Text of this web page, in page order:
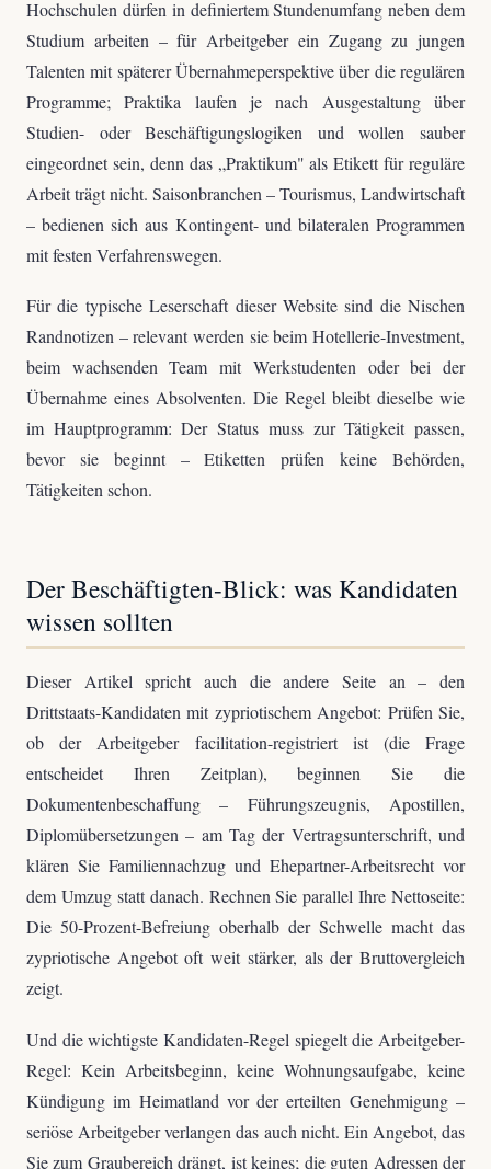
Hochschulen dürfen in definiertem Stundenumfang neben dem
Studium arbeiten – für Arbeitgeber ein Zugang zu jungen
Talenten mit späterer Übernahmeperspektive über die regulären
Programme; Praktika laufen je nach Ausgestaltung über
Studien- oder Beschäftigungslogiken und wollen sauber
eingeordnet sein, denn das „Praktikum" als Etikett für reguläre
Arbeit trägt nicht. Saisonbranchen – Tourismus, Landwirtschaft
– bedienen sich aus Kontingent- und bilateralen Programmen
mit festen Verfahrenswegen.
Für die typische Leserschaft dieser Website sind die Nischen
Randnotizen – relevant werden sie beim Hotellerie-Investment,
beim wachsenden Team mit Werkstudenten oder bei der
Übernahme eines Absolventen. Die Regel bleibt dieselbe wie
im Hauptprogramm: Der Status muss zur Tätigkeit passen,
bevor sie beginnt – Etiketten prüfen keine Behörden,
Tätigkeiten schon.
Der Beschäftigten-Blick: was Kandidaten
wissen sollten
Dieser Artikel spricht auch die andere Seite an – den
Drittstaats-Kandidaten mit zypriotischem Angebot: Prüfen Sie,
ob der Arbeitgeber facilitation-registriert ist (die Frage
entscheidet Ihren Zeitplan), beginnen Sie die
Dokumentenbeschaffung – Führungszeugnis, Apostillen,
Diplomübersetzungen – am Tag der Vertragsunterschrift, und
klären Sie Familiennachzug und Ehepartner-Arbeitsrecht vor
dem Umzug statt danach. Rechnen Sie parallel Ihre Nettoseite:
Die 50-Prozent-Befreiung oberhalb der Schwelle macht das
zypriotische Angebot oft weit stärker, als der Bruttovergleich
zeigt.
Und die wichtigste Kandidaten-Regel spiegelt die Arbeitgeber-
Regel: Kein Arbeitsbeginn, keine Wohnungsaufgabe, keine
Kündigung im Heimatland vor der erteilten Genehmigung –
seriöse Arbeitgeber verlangen das auch nicht. Ein Angebot, das
Sie zum Graubereich drängt, ist keines; die guten Adressen der